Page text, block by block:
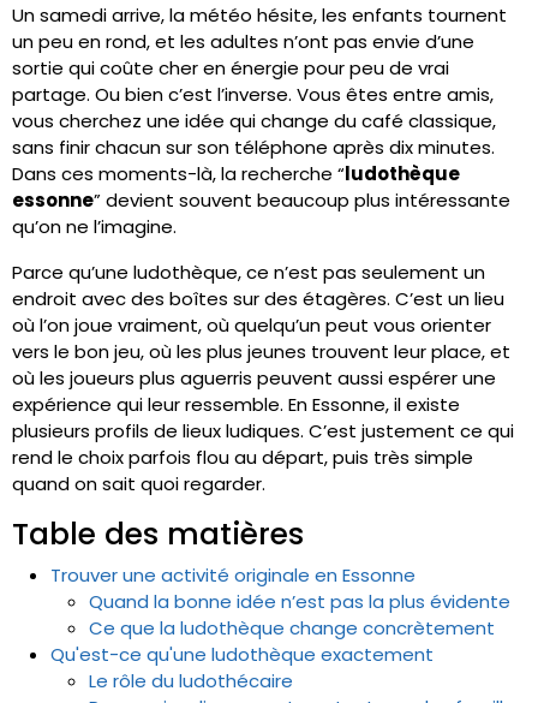
Un samedi arrive, la météo hésite, les enfants tournent
un peu en rond, et les adultes n’ont pas envie d’une
sortie qui coûte cher en énergie pour peu de vrai
partage. Ou bien c’est l’inverse. Vous êtes entre amis,
vous cherchez une idée qui change du café classique,
sans finir chacun sur son téléphone après dix minutes.
Dans ces moments-là, la recherche “ludothèque
essonne” devient souvent beaucoup plus intéressante
qu’on ne l’imagine.
Parce qu’une ludothèque, ce n’est pas seulement un
endroit avec des boîtes sur des étagères. C’est un lieu
où l’on joue vraiment, où quelqu’un peut vous orienter
vers le bon jeu, où les plus jeunes trouvent leur place, et
où les joueurs plus aguerris peuvent aussi espérer une
expérience qui leur ressemble. En Essonne, il existe
plusieurs profils de lieux ludiques. C’est justement ce qui
rend le choix parfois flou au départ, puis très simple
quand on sait quoi regarder.
Table des matières
Trouver une activité originale en Essonne
Quand la bonne idée n’est pas la plus évidente
Ce que la ludothèque change concrètement
Qu'est-ce qu'une ludothèque exactement
Le rôle du ludothécaire